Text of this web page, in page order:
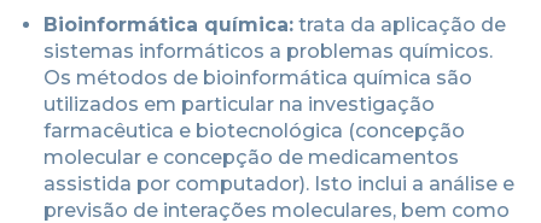
Bioinformática química:trata da aplicação de
sistemas informáticos a problemas químicos.
Os métodos de bioinformática química são
utilizados em particular na investigação
farmacêutica e biotecnológica (concepção
molecular e concepção de medicamentos
assistida por computador). Isto inclui a análise e
previsão de interações moleculares, bem como